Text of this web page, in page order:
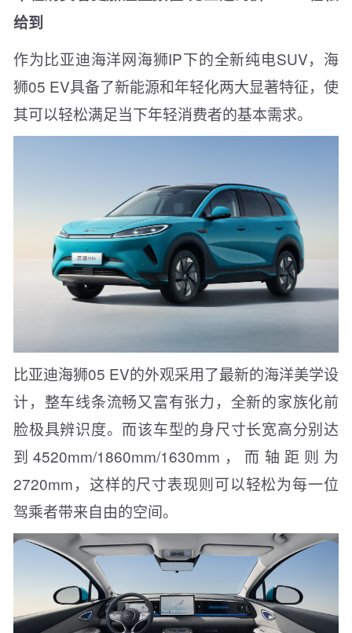
给到
作为比亚迪海洋网海狮IP下的全新纯电SUV，海
狮05 EV具备了新能源和年轻化两大显著特征，使
其可以轻松满足当下年轻消费者的基本需求。
比亚迪海狮05 EV的外观采用了最新的海洋美学设
计，整车线条流畅又富有张力，全新的家族化前
脸极具辨识度。而该车型的身尺寸长宽高分别达
到4520mm/1860mm/1630mm，而轴距则为
2720mm，这样的尺寸表现则可以轻松为每一位
驾乘者带来自由的空间。